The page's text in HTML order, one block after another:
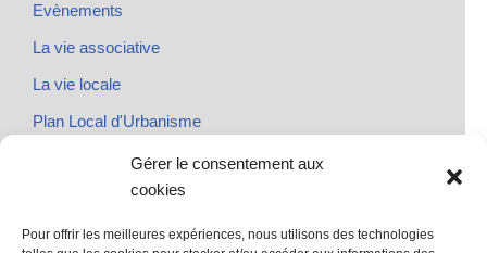
Gérer le consentement aux
cookies
Pour offrir les meilleures expériences, nous utilisons des technologies
Evènements
La vie associative
La vie locale
Plan Local d'Urbanisme